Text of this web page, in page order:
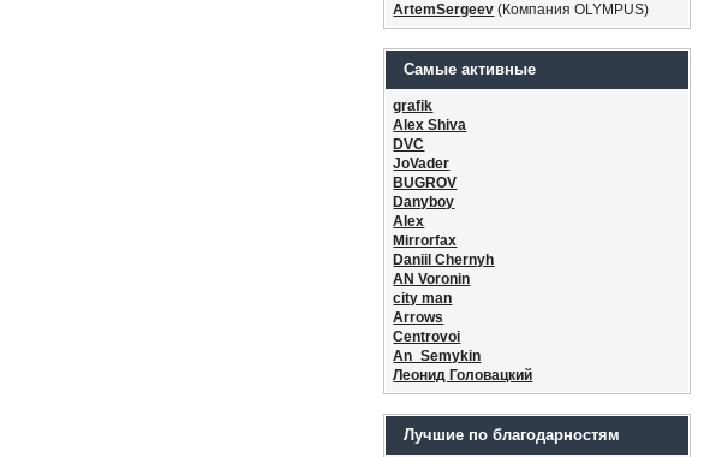
ArtemSergeev (Компания OLYMPUS)
Самые активные
grafik
Alex Shiva
DVC
JoVader
BUGROV
Danyboy
Alex
Mirrorfax
Daniil Chernyh
AN Voronin
city man
Arrows
Centrovoi
An_Semykin
Леонид Головацкий
Лучшие по благодарностям